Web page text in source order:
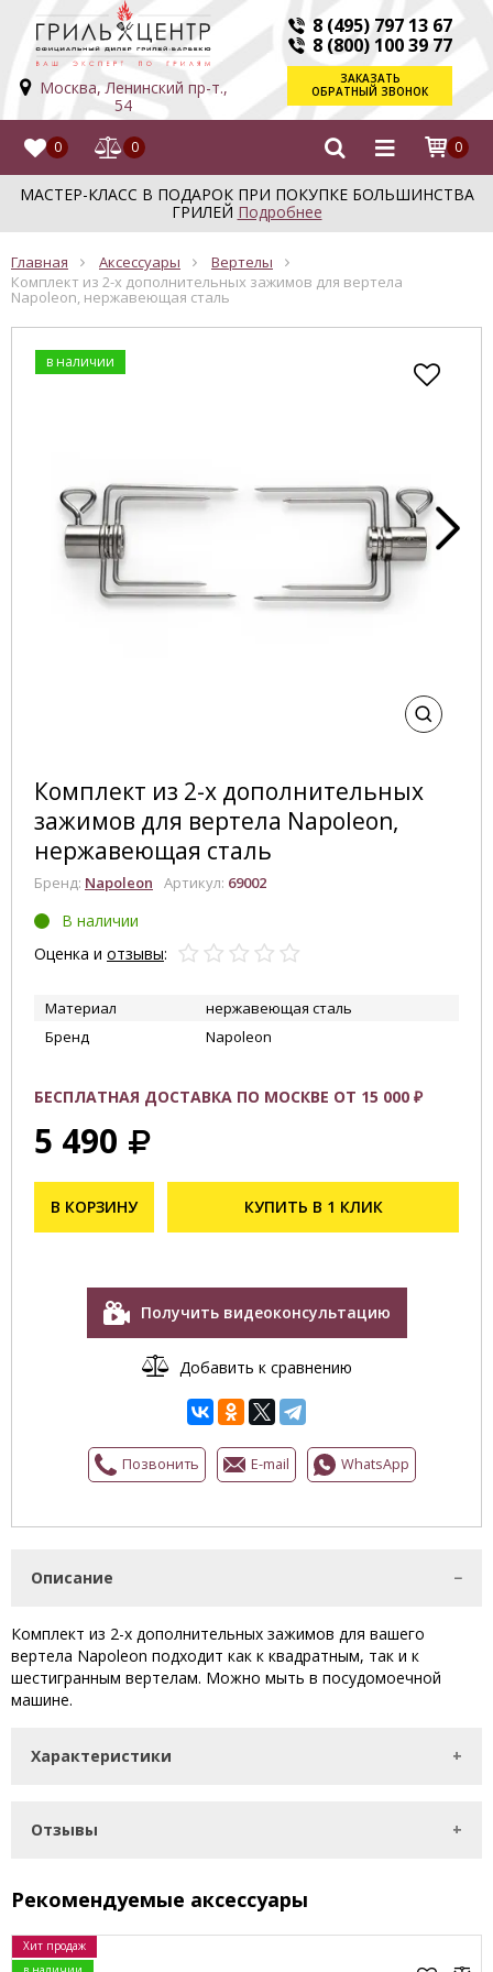
Москва, Ленинский пр-т.,
54
8 (495) 797 13 67
8 (800) 100 39 77
ЗАКАЗАТЬ
ОБРАТНЫЙ ЗВОНОК
0 0 0
МАСТЕР-КЛАСС В ПОДАРОК ПРИ ПОКУПКЕ БОЛЬШИНСТВА
ГРИЛЕЙ Подробнее
Главная Аксессуары
Вертелы
Комплект из 2-х дополнительных зажимов для вертела
Napoleon, нержавеющая сталь
в наличии
Комплект из 2-х дополнительных
зажимов для вертела Napoleon,
нержавеющая сталь
Бренд: Napoleon Артикул: 69002
В наличии
Оценка и отзывы:
Материал
нержавеющая сталь
Бренд
Napoleon
БЕСПЛАТНАЯ ДОСТАВКА ПО МОСКВЕ ОТ 15 000 ₽
5 490
В КОРЗИНУ КУПИТЬ В 1 КЛИК
Получить видеоконсультацию
Добавить к сравнению
Позвонить E-mail WhatsApp
Описание
Комплект из 2-х дополнительных зажимов для вашего
вертела Napoleon подходит как к квадратным, так и к
шестигранным вертелам. Можно мыть в посудомоечной
машине.
Характеристики
Отзывы
Рекомендуемые аксессуары
Хит продаж